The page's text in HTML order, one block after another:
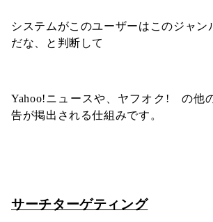
システムがこのユーザーはこのジャン
だな、と判断して
Yahoo!ニュースや、ヤフオク! の他
告が掲出される仕組みです。
サーチターゲティング